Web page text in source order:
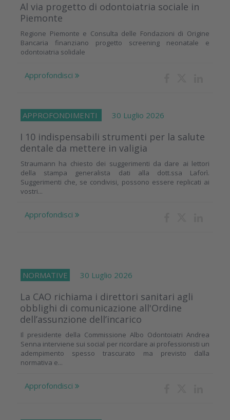
Al via progetto di odontoiatria sociale in
Piemonte
Regione Piemonte e Consulta delle Fondazioni di Origine
Bancaria finanziano progetto screening neonatale e
odontoiatria solidale
Approfondisci
APPROFONDIMENTI 30 Luglio 2026
I 10 indispensabili strumenti per la salute
dentale da mettere in valigia
Straumann ha chiesto dei suggerimenti da dare ai lettori
della stampa generalista dati alla dott.ssa Laforì.
Suggerimenti che, se condivisi, possono essere replicati ai
vostri...
Approfondisci
NORMATIVE 30 Luglio 2026
La CAO richiama i direttori sanitari agli
obblighi di comunicazione all'Ordine
dell’assunzione dell’incarico
Il presidente della Commissione Albo Odontoiatri Andrea
Senna interviene sui social per ricordare ai professionisti un
adempimento spesso trascurato ma previsto dalla
normativa e...
Approfondisci